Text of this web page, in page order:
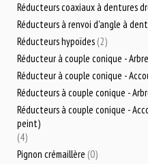
Réducteurs coaxiaux à dentures
Réducteurs à renvoi d'angle à
Réducteurs hypoïdes (2)
Réducteur à couple conique -
Réducteur à couple conique -
Réducteurs à couple conique -
Réducteurs à couple conique -
peint)
(4)
Pignon crémaillère (0)